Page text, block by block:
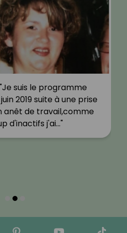
"Je suis le programme
2019 suite à une prise
anêt de travail,comme
d'inactifs j'ai…"